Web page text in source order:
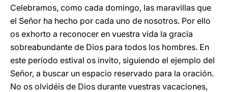
Celebramos, como cada domingo, las maravillas que
el Señor ha hecho por cada uno de nosotros. Por ello
os exhorto a reconocer en vuestra vida la gracia
sobreabundante de Dios para todos los hombres. En
este período estival os invito, siguiendo el ejemplo del
Señor, a buscar un espacio reservado para la oración.
No os olvidéis de Dios durante vuestras vacaciones,